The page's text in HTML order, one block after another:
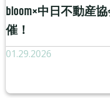
bloom×中日不動産
催！
01.29.2026